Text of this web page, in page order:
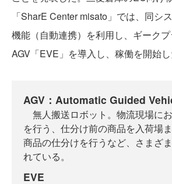
「SharE Center misato」では、同シ
機能（自動連携）を利用し、ギーク
AGV「EVE」を導入し、稼働を開始し
AGV：Automatic Guided
無人搬送ロボット。物流現場に
を行う、仕分け前の商品を入荷場ま
商品の仕分けを行うなど、さまざ
れている。
EVE